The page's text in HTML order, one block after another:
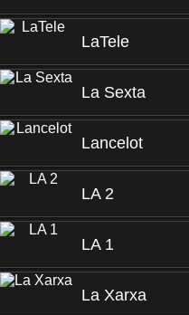
LaTele
La Sexta
Lancelot
LA 2
LA 1
La Xarxa